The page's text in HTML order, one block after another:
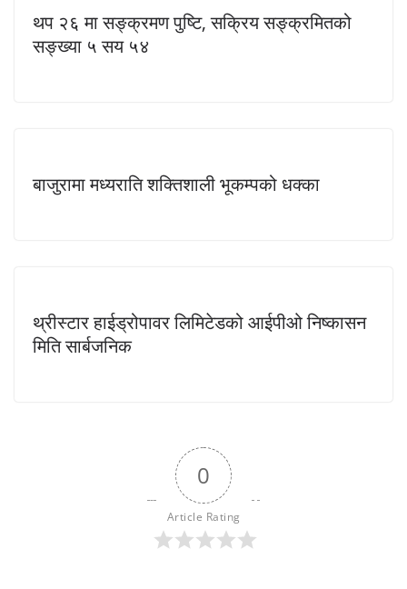
थप २६ मा सङ्क्रमण पुष्टि, सक्रिय सङ्क्रमितको
सङ्ख्या ५ सय ५४
बाजुरामा मध्यराति शक्तिशाली भूकम्पको धक्का
थ्रीस्टार हाईड्रोपावर लिमिटेडको आईपीओ निष्कासन
मिति सार्बजनिक
0
Article Rating